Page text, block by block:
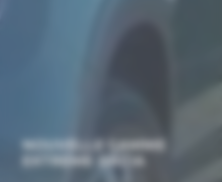
NOUVELLE GAMME
EXTREME DACIA